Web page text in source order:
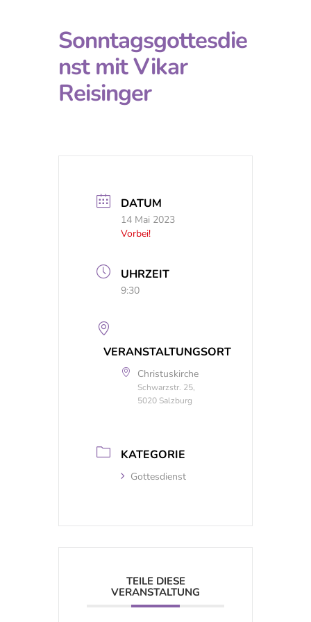
Sonntagsgottesdie
nst mit Vikar
Reisinger
DATUM
14 Mai 2023
Vorbei!
UHRZEIT
9:30
VERANSTALTUNGSORT
Christuskirche
Schwarzstr. 25,
5020 Salzburg
KATEGORIE
Gottesdienst
TEILE DIESE
VERANSTALTUNG